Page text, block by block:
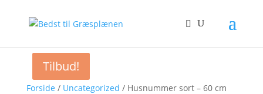
Forside / Uncategorized / Husnummer sort – 60 cm
Tilbud!
Tilbud!